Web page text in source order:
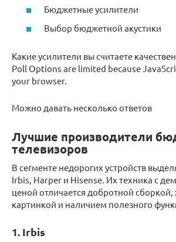
Бюджетные усилители
Выбор бюджетной акустики
Какие усилители вы считаете
Poll Options are limited because
your browser.
Можно давать несколько ответов
Лучшие производители
телевизоров
В сегменте недорогих устройств
Irbis, Harper и Hisense. Их техника с
ценой отличается добротной
картинкой и наличием полезного
1. Irbis